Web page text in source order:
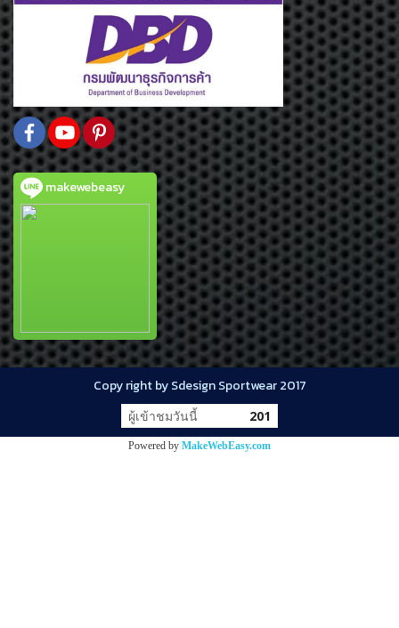
makewebeasy
Copy right by Sdesign Sportwear 2017
ผู้เข้าชมวันนี้ 201
Powered by MakeWebEasy.com